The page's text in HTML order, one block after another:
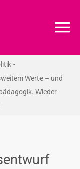
Werte – und
Wieder